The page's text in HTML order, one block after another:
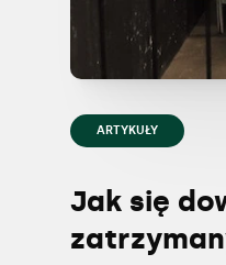
ARTYKUŁY
Jak się